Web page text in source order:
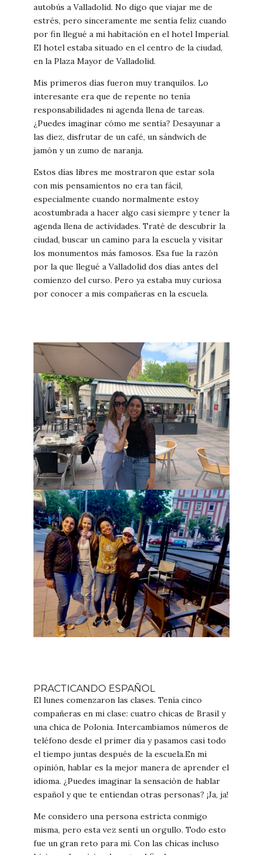
autobús a Valladolid. No digo que viajar me de
estrés, pero sinceramente me sentía feliz cuando
por fin llegué a mi habitación en el hotel Imperial.
El hotel estaba situado en el centro de la ciudad,
en la Plaza Mayor de Valladolid.
Mis primeros días fueron muy tranquilos. Lo
interesante era que de repente no tenía
responsabilidades ni agenda llena de tareas.
¿Puedes imaginar cómo me sentía? Desayunar a
las diez, disfrutar de un café, un sándwich de
jamón y un zumo de naranja.
Estos días libres me mostraron que estar sola
con mis pensamientos no era tan fácil,
especialmente cuando normalmente estoy
acostumbrada a hacer algo casi siempre y tener la
agenda llena de actividades. Traté de descubrir la
ciudad, buscar un camino para la escuela y visitar
los monumentos más famosos. Esa fue la razón
por la que llegué a Valladolid dos días antes del
comienzo del curso. Pero ya estaba muy curiosa
por conocer a mis compañeras en la escuela.
PRACTICANDO ESPAÑOL
El lunes comenzaron las clases. Tenía cinco
compañeras en mi clase: cuatro chicas de Brasil y
una chica de Polonia. Intercambiamos números de
teléfono desde el primer día y pasamos casi todo
el tiempo juntas después de la escuela.En mi
opinión, hablar es la mejor manera de aprender el
idioma. ¿Puedes imaginar la sensación de hablar
español y que te entiendan otras personas? ¡Ja, ja!
Me considero una persona estricta conmigo
misma, pero esta vez sentí un orgullo. Todo esto
fue un gran reto para mí. Con las chicas incluso